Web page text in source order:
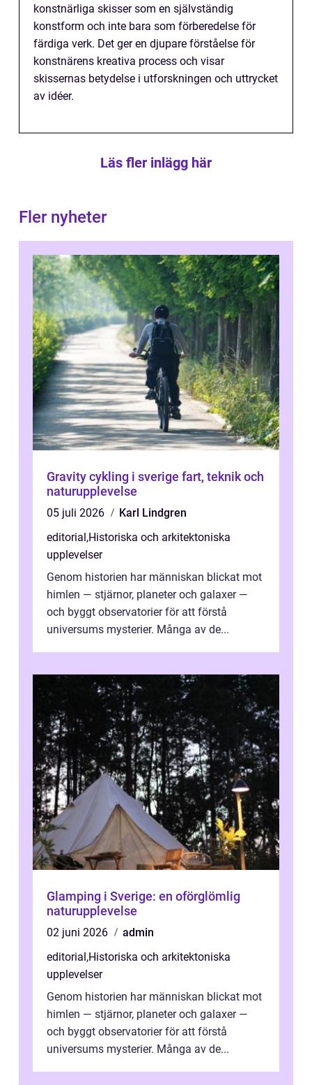
konstnärliga skisser som en självständig
konstform och inte bara som förberedelse för
färdiga verk. Det ger en djupare förståelse för
konstnärens kreativa process och visar
skissernas betydelse i utforskningen och uttrycket
av idéer.
Läs fler inlägg här
Fler nyheter
Gravity cykling i sverige fart, teknik och
naturupplevelse
05 juli 2026
Karl Lindgren
editorial,Historiska och arkitektoniska
upplevelser
Genom historien har människan blickat mot
himlen — stjärnor, planeter och galaxer —
och byggt observatorier för att förstå
universums mysterier. Många av de...
Glamping i Sverige: en oförglömlig
naturupplevelse
02 juni 2026
admin
editorial,Historiska och arkitektoniska
upplevelser
Genom historien har människan blickat mot
himlen — stjärnor, planeter och galaxer —
och byggt observatorier för att förstå
universums mysterier. Många av de...